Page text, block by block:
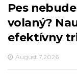
Pes
volaný?
efektívny
August 7,2026